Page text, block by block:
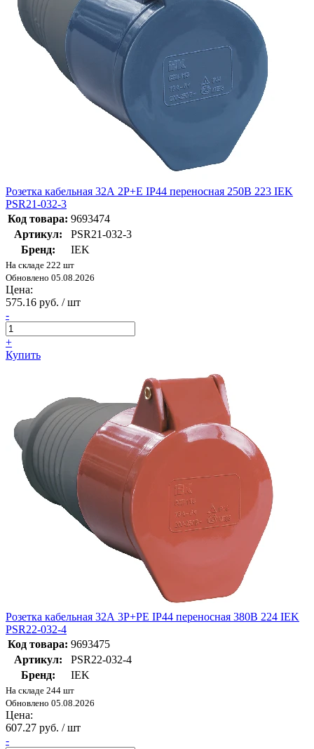
Розетка кабельная 32А 2Р+E IР44 переносная 250В 223 IEK
PSR21-032-3
Код товара: 9693474
Артикул:
PSR21-032-3
Бренд:
IEK
На складе 222 шт
Обновлено 05.08.2026
Цена:
575.16 руб. / шт
-
+
Купить
Розетка кабельная 32А 3Р+PE IP44 переносная 380В 224 IEK
PSR22-032-4
Код товара: 9693475
Артикул:
PSR22-032-4
Бренд:
IEK
На складе 244 шт
Обновлено 05.08.2026
Цена:
607.27 руб. / шт
-